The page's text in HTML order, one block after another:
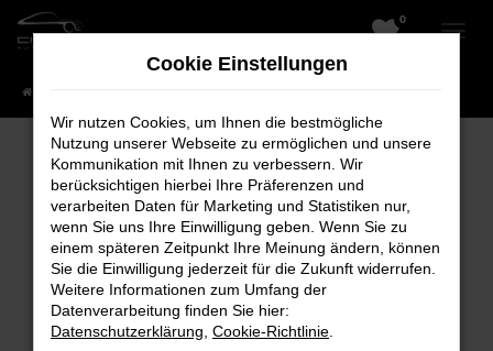
Zum
0
Fehler: Network Error
Beim Laden ist ein Fehler aufgetreten.
Hier sind ein paar Tipps, die dir helfen können:
Überprüfe deine Firewall und deine
Internetverbindung.
Cookie Einstellungen
Wir nutzen Cookies, um Ihnen die bestmögliche
Nutzung unserer Webseite zu ermöglichen und unsere
Kommunikation mit Ihnen zu verbessern. Wir
berücksichtigen hierbei Ihre Präferenzen und
verarbeiten Daten für Marketing und Statistiken nur,
wenn Sie uns Ihre Einwilligung geben. Wenn Sie zu
einem späteren Zeitpunkt Ihre Meinung ändern, können
Sie die Einwilligung jederzeit für die Zukunft widerrufen.
Weitere Informationen zum Umfang der
Datenverarbeitung finden Sie hier:
Datenschutzerklärung Cookie-Richtlinie